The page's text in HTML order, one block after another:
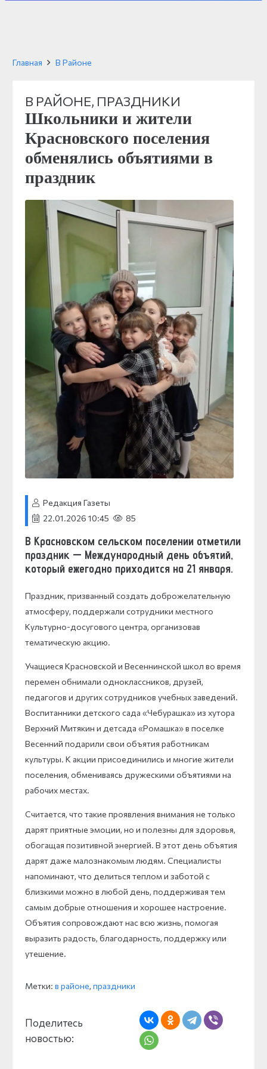
Главная В Районе
В РАЙОНЕ, ПРАЗДНИКИ
Школьники и жители
Красновского поселения
обменялись объятиями в
праздник
Редакция Газеты
22.01.2026 10:45
85
В Красновском сельском поселении отметили
праздник — Международный день объятий,
который ежегодно приходится на 21 января.
Праздник, призванный создать доброжелательную
атмосферу, поддержали сотрудники местного
Культурно-досугового центра, организовав
тематическую акцию.
Учащиеся Красновской и Весеннинской школ во время
перемен обнимали одноклассников, друзей,
педагогов и других сотрудников учебных заведений.
Воспитанники детского сада «Чебурашка» из хутора
Верхний Митякин и детсада «Ромашка» в поселке
Весенний подарили свои объятия работникам
культуры. К акции присоединились и многие жители
поселения, обмениваясь дружескими объятиями на
рабочих местах.
Считается, что такие проявления внимания не только
дарят приятные эмоции, но и полезны для здоровья,
обогащая позитивной энергией. В этот день объятия
дарят даже малознакомым людям. Специалисты
напоминают, что делиться теплом и заботой с
близкими можно в любой день, поддерживая тем
самым добрые отношения и хорошее настроение.
Объятия сопровождают нас всю жизнь, помогая
выразить радость, благодарность, поддержку или
утешение.
Метки: в районе, праздники
Поделитесь
новостью: